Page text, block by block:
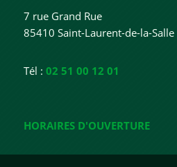
7 rue Grand Rue
85410 Saint-Laurent-de-la-Salle
Tél : 02 51 00 12 01
HORAIRES D'OUVERTURE